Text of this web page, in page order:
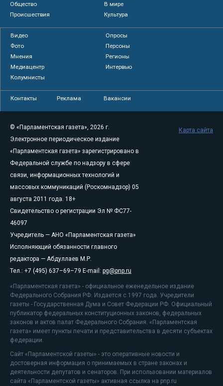
Общество
В мире
Происшествия
Культура
Видео
Опросы
Фото
Персоны
Мнения
Регионы
Медиацентр
Интервью
Колумнисты
Контакты Реклама Вакансии
© «Парламентская газета», 2026 г.
Электронное периодическое издание
«Парламентская газета» зарегистрировано в
Федеральной службе по надзору в сфере
связи, информационных технологий и
массовых коммуникаций (Роскомнадзор) 05
августа 2011 года. 18+
Свидетельство о регистрации Эл № ФС77-
46097
Учредитель — АНО «Парламентская газета»
Исполняющий обязанности главного
редактора — Абдуллаев М.Р.
Тел.: +7 (495) 637–69–79 E-mail: pg@pnp.ru
«Парламентская газета» - официальное еженедельное издание
Федерального Собрания РФ. Издается с 1997 года. Учредители
газеты - Государственная Дума и Совет Федерации РФ. Официальный
публикатор федеральных конституционных законов, федеральных
законов и актов палат Федерального Собрания. «Парламентская
газета» имеет пункты печати и представительства в десяти субъектах
федерации.
Сайт «Парламентской газеты» - это оперативные новости и
достоверная информация о принимаемых в стране законах и
деятельности депутатов и сенаторов. При использовании материалов
сайта «Парламентской газеты» активная ссылка на pnp.ru
Карта сайта